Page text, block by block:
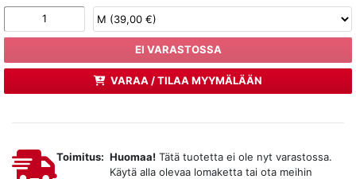
EI VARASTOSSA
VARAA / TILAA MYYMÄLÄÄN
Toimitus: Huomaa! Tätä tuotetta ei ole nyt varastossa.
Käytä alla olevaa lomaketta tai ota meihin